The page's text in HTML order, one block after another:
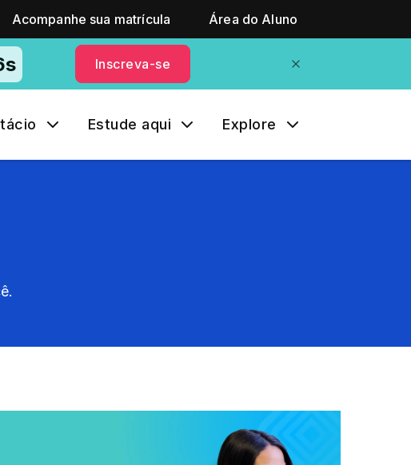
Acompanhe sua matrícula Área do Aluno
s Inscreva-se
Estude aqui Explore